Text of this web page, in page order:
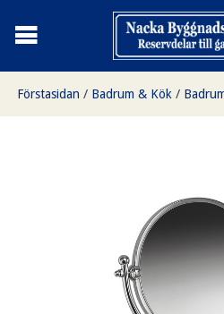
Förstasidan / Badrum & Kök /